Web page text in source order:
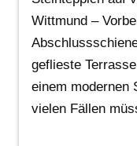
Wittmund –
geflieste
einem modernen
vielen Fällen